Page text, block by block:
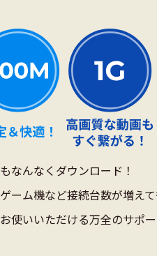
なんなくダウンロード！
ーム機など接続台数が増えて
使いいただける万全のサポー